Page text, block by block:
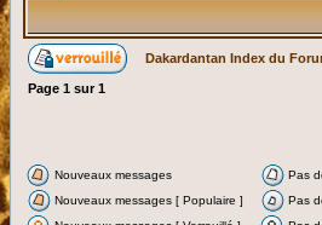
Dakardantan Index du
Page 1 sur1
Nouveaux messages
Pas
Nouveaux messages [ Populaire ]
Pas